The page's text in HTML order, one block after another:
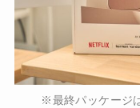
※最終パッケージ